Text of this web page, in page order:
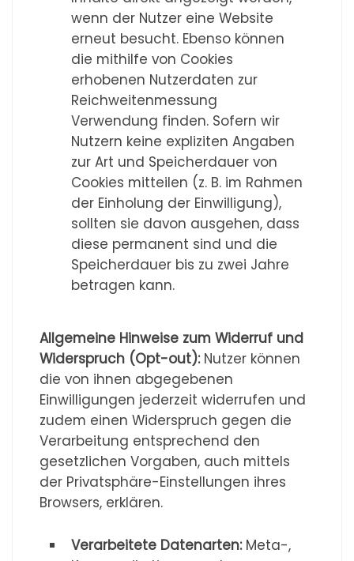
wenn der Nutzer eine Website
erneut besucht. Ebenso können
die mithilfe von Cookies
erhobenen Nutzerdaten zur
Reichweitenmessung
Verwendung finden. Sofern wir
Nutzern keine expliziten Angaben
zur Art und Speicherdauer von
Cookies mitteilen (z. B. im Rahmen
der Einholung der Einwilligung),
sollten sie davon ausgehen, dass
diese permanent sind und die
Speicherdauer bis zu zwei Jahre
betragen kann.
Allgemeine Hinweise zum Widerruf und
Widerspruch (Opt-out): Nutzer können
die von ihnen abgegebenen
Einwilligungen jederzeit widerrufen und
zudem einen Widerspruch gegen die
Verarbeitung entsprechend den
gesetzlichen Vorgaben, auch mittels
der Privatsphäre-Einstellungen ihres
Browsers, erklären.
Verarbeitete Datenarten:Meta-,